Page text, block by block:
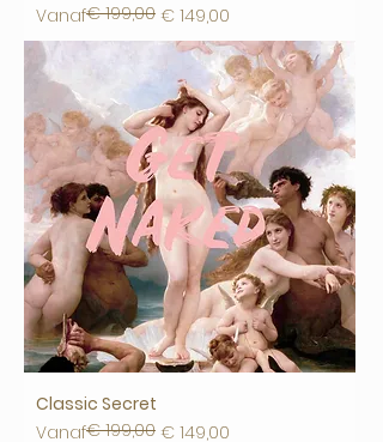
Vanaf
Normale prijs
€ 199,00 € 149,00
Verkoopprijs
Classic Secret
Vanaf
Normale prijs
€ 199,00 € 149,00
Verkoopprijs